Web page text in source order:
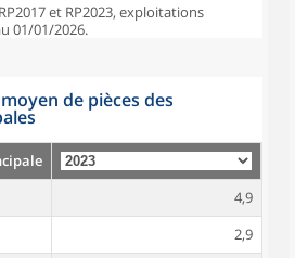
et RP2023, exploitations
01/01/2026.
de pièces des
4,9
2,9